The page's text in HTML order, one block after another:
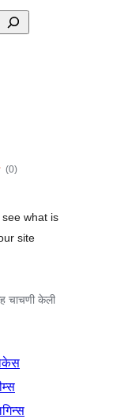
(0एकूण
मूल्यांकन
)
what is
site
चाचणी केली